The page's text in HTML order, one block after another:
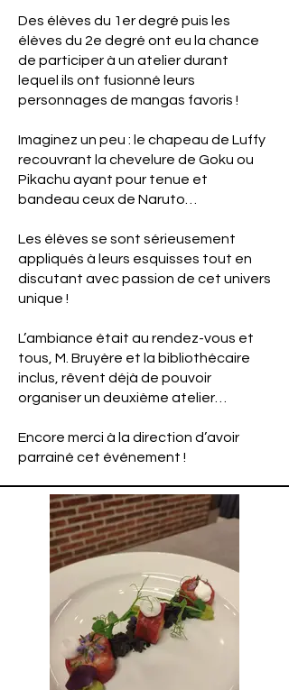
Des élèves du 1er degré puis les
élèves du 2e degré ont eu la chance
de participer à un atelier durant
lequel ils ont fusionné leurs
personnages de mangas favoris !
Imaginez un peu : le chapeau de Luffy
recouvrant la chevelure de Goku ou
Pikachu ayant pour tenue et
bandeau ceux de Naruto…
Les élèves se sont sérieusement
appliqués à leurs esquisses tout en
discutant avec passion de cet univers
unique !
L’ambiance était au rendez-vous et
tous, M. Bruyère et la bibliothécaire
inclus, rêvent déjà de pouvoir
organiser un deuxième atelier…
Encore merci à la direction d’avoir
parrainé cet événement !